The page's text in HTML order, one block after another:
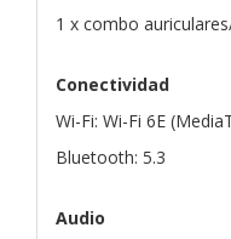
1 x combo
Conectividad
Wi-Fi: Wi-Fi 6E
Bluetooth: 5.3
Audio